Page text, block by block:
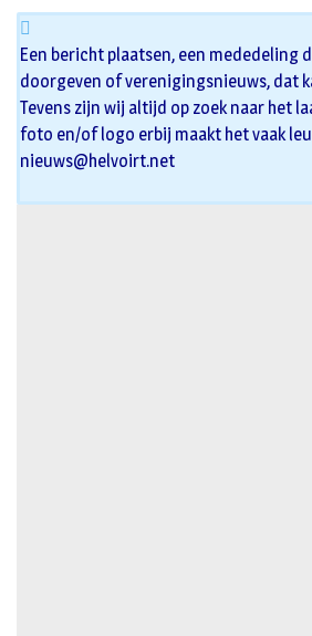
Een bericht plaatsen, een mededeling
doorgeven of verenigingsnieuws, dat
Tevens zijn wij altijd op zoek naar het
foto en/of logo erbij maakt het vaak
nieuws@helvoirt.net